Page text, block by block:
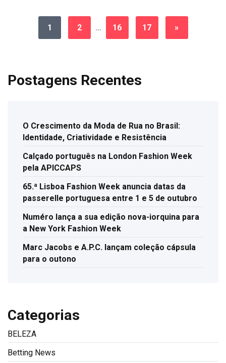
1 2 … 16 17 »
Postagens Recentes
O Crescimento da Moda de Rua no Brasil:
Identidade, Criatividade e Resistência
Calçado português na London Fashion Week
pela APICCAPS
65.ª Lisboa Fashion Week anuncia datas da
passerelle portuguesa entre 1 e 5 de outubro
Numéro lança a sua edição nova-iorquina para
a New York Fashion Week
Marc Jacobs e A.P.C. lançam coleção cápsula
para o outono
Categorias
BELEZA
Betting News